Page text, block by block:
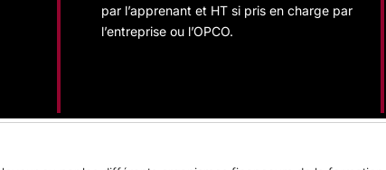
par l’apprenant et HT si pris en charge par
l’entreprise ou l’OPCO.